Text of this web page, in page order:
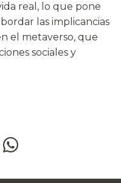
real, lo que pone
las implicancias
el metaverso, que
sociales y